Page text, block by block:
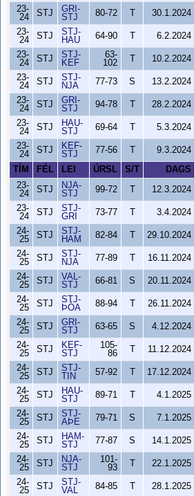
23-
24
STJ
GRI-
STJ
80-72 30.1.2024
23-
24
STJ
STJ-
HAU
64-90 6.2.2024
23-
24
STJ
STJ-
KEF
63-
102
10.2.2024
23-
24
STJ
STJ-
NJA
77-73 S 13.2.2024
23-
24
STJ
GRI-
STJ
94-78 28.2.2024
23-
24
STJ
HAU-
STJ
69-64 5.3.2024
23-
24
STJ
KEF-
STJ
77-56 9.3.2024
TÍM
FÉL LEI ÚRSL S/T DAGS
23-
24
STJ
NJA-
STJ
99-72 12.3.2024
23-
24
STJ
STJ-
GRI
73-77 3.4.2024
24-
25
STJ
STJ-
HAM
82-84 29.10.2024
24-
25
STJ
STJ-
NJA
77-89 16.11.2024
24-
25
STJ
VAL-
STJ
66-81 S 20.11.2024
24-
25
STJ
STJ-
ÞÓA
88-94 26.11.2024
24-
25
STJ
GRI-
STJ
63-65 S 4.12.2024
24-
25
STJ
KEF-
STJ
105-
86
11.12.2024
24-
25
STJ
STJ-
TIN
57-92 17.12.2024
24-
25
STJ
HAU-
STJ
89-71 4.1.2025
24-
25
STJ
STJ-
AÞE
79-71 S 7.1.2025
24-
25
STJ
HAM-
STJ
77-87 S 14.1.2025
24-
25
STJ
NJA-
STJ
101-
93
22.1.2025
24-
25
STJ
STJ-
VAL
84-85 28.1.2025